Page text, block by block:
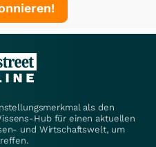
als den
Hub für einen aktuellen
und Wirtschaftswelt, um